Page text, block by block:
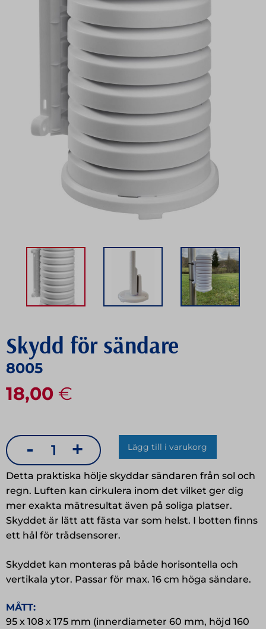
Skydd för sändare
8005
18,00 €
-
Skydd
för
sändare
mängd
+ Lägg till i varukorg
Detta praktiska hölje skyddar sändaren från sol och
regn. Luften kan cirkulera inom det vilket ger dig
mer exakta mätresultat även på soliga platser.
Skyddet är lätt att fästa var som helst. I botten finns
ett hål för trådsensorer.
Skyddet kan monteras på både horisontella och
vertikala ytor. Passar för max. 16 cm höga sändare.
MÅTT:
95 x 108 x 175 mm (innerdiameter 60 mm, höjd 160